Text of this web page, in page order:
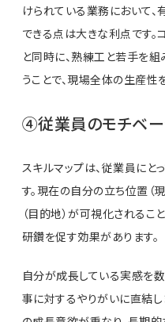
けられている業務において
できる点は大きな利点です。
と同時に、熟練工と若手を
うことで、現場全体の生産性
④従業員のモチベー
スキルマップは、従業員にと
す。現在の自分の立ち位置（
（目的地）が可視化されるこ
研鑽を促す効果があります。
自分が成長している実感を
事に対するやりがいに直結